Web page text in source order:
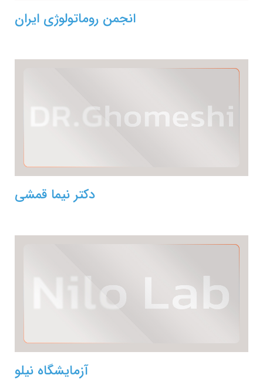
انجمن روماتولوژی ایران
دکتر نیما قمشی
آزمایشگاه نیلو